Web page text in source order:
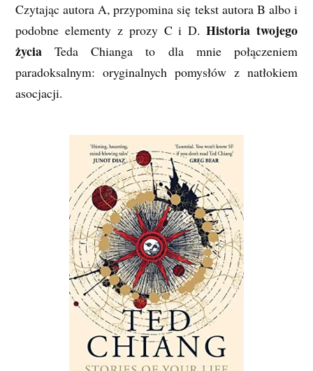
Czytając autora A, przypomina się tekst autora B albo i
podobne elementy z prozy C i D. Historia twojego
życia Teda Chianga to dla mnie połączeniem
paradoksalnym: oryginalnych pomysłów z natłokiem
asocjacji.